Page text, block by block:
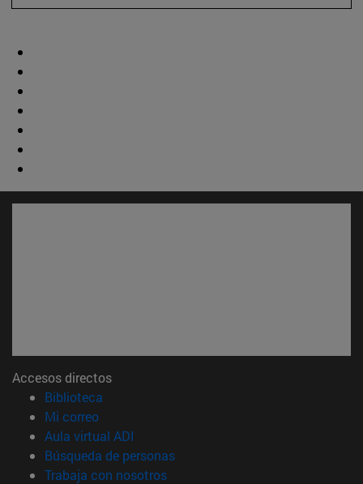
Accesos directos
Biblioteca
Mi correo(abre en nueva ventana)
Aula virtual ADI
Búsqueda de personas(abre en nueva ventana)
Trabaja con nosotros(abre en nueva ventana)